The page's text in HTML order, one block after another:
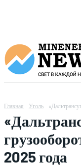
Главная Уголь
2025 года